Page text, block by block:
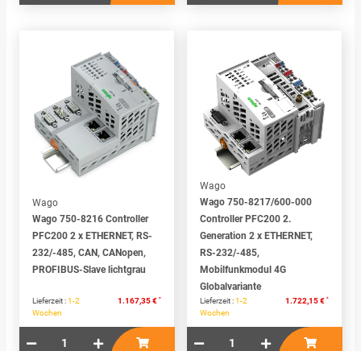
Wago
Wago 750-8216 Controller
PFC200 2 x ETHERNET, RS-
232/-485, CAN, CANopen,
PROFIBUS-Slave lichtgrau
Lieferzeit :1-2
Wochen
1.167,35 € *
Wago
Wago 750-8217/600-000
Controller PFC200 2.
Generation 2 x ETHERNET,
RS-232/-485,
Mobilfunkmodul 4G
Globalvariante
Lieferzeit :1-2
Wochen
1.722,15 € *